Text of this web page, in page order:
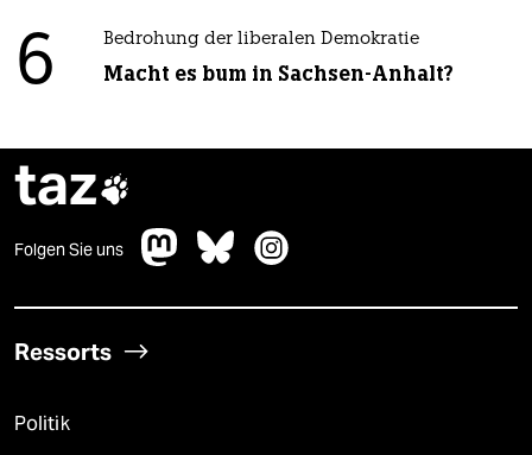
6 Bedrohung der liberalen Demokratie
Macht es bum in Sachsen-Anhalt?
taz
Folgen Sie uns
Ressorts
Politik